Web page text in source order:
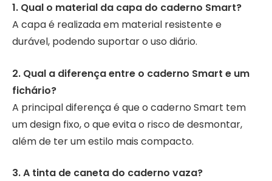
1. Qual o material da capa do caderno Smart?
A capa é realizada em material resistente e
durável, podendo suportar o uso diário.
2. Qual a diferença entre o caderno Smart e um
fichário?
A principal diferença é que o caderno Smart tem
um design fixo, o que evita o risco de desmontar,
além de ter um estilo mais compacto.
3. A tinta de caneta do caderno vaza?